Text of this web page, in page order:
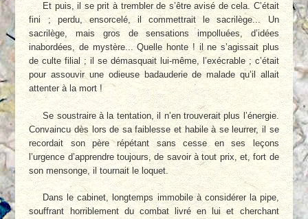
Et puis, il se prit à trembler de s’être avisé de cela. C’était
fini ; perdu, ensorcelé, il commettrait le sacrilège... Un
sacrilège, mais gros de sensations impolluées, d’idées
inabordées, de mystère... Quelle honte ! il ne s’agissait plus
de culte filial ; il se démasquait lui-même, l’exécrable ; c’était
pour assouvir une odieuse badauderie de malade qu’il allait
attenter à la mort !
Se soustraire à la tentation, il n’en trouverait plus l’énergie.
Convaincu dès lors de sa faiblesse et habile à se leurrer, il se
recordait son père répétant sans cesse en ses leçons
l’urgence d’apprendre toujours, de savoir à tout prix, et, fort de
son mensonge, il tournait le loquet.
Dans le cabinet, longtemps immobile à considérer la pipe,
souffrant horriblement du combat livré en lui et cherchant